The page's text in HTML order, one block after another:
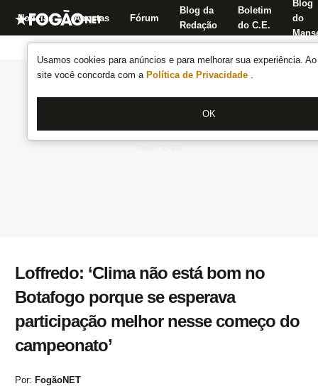
Usamos cookies para anúncios e para melhorar sua experiência.
site você concorda com a Política de Privacidade .
OK
Notícias Apostas Fórum
Blog da
Redação
Boletim
do C.E.
Blog
do
Loffredo: ‘Clima não está bom no
Botafogo porque se esperava
participação melhor nesse começo do
campeonato’
Por: FogãoNET